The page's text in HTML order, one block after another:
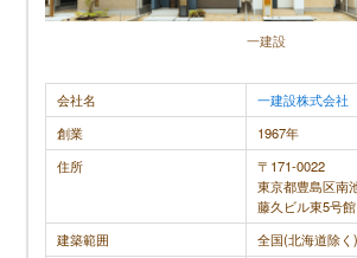
深く深く調べていくうちに、断熱性はもとより気
性をしっかりと検査して数値化しているハウスメ
カーがとても少ないことを知り、興味を持ち始め
した。 ハウスメーカーは質はもちろんですが、
をしっかりと把握している営業さんとの出会いも
なり重要だと思います
一建設
会社名
一建設株式会社
創業
1967年
住所
〒171-0022
東京都豊島区南
藤久ビル東5号館
建築範囲
全国(北海道除く)